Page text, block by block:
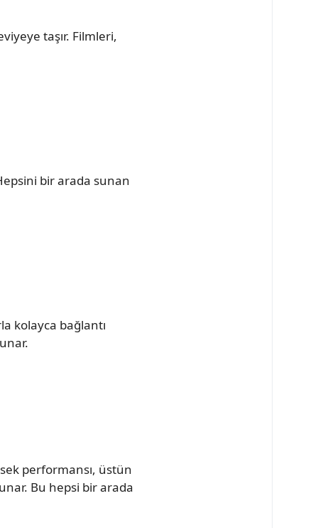
taşır. Filmleri,
bir arada sunan
kolayca bağlantı
performansı, üstün
Bu hepsi bir arada